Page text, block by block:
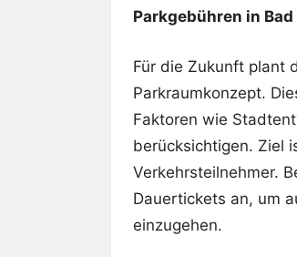
Parkgebühren in
Für die Zukunft plant
Parkraumkonzept.
Faktoren wie
berücksichtigen. Ziel
Verkehrsteilnehmer.
Dauertickets an, um
einzugehen.